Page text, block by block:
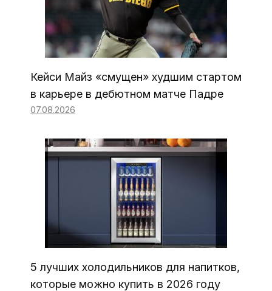
Кейси Майз «смущен» худшим стартом
в карьере в дебютном матче Падре
07.08.2026
5 лучших холодильников для напитков,
которые можно купить в 2026 году